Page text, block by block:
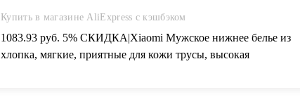
Купить в магазине AliExpress с кэшбэком
1083.93 руб. 5% СКИДКА|Xiaomi Мужское нижнее белье из
хлопка, мягкие, приятные для кожи трусы, высокая